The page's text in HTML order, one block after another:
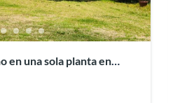
en una sola planta en